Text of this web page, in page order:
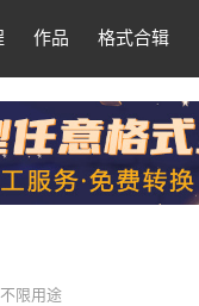
作品 格式合辑
限用途